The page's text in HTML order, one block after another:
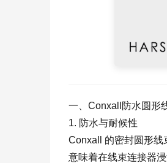
一、Conxall防水圆形
1. 防水与耐候性
Conxall 的密封圆形线
意味着在线束连接器